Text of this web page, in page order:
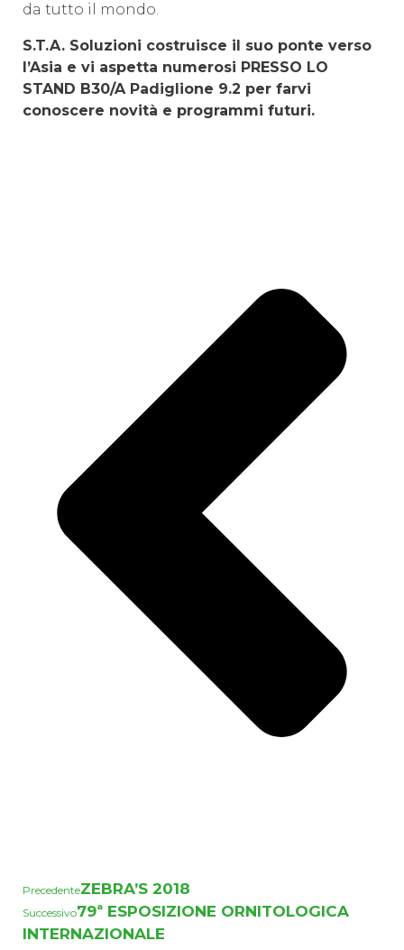
da tutto il mondo.
S.T.A. Soluzioni costruisce il suo ponte verso
l’Asia e vi aspetta numerosi PRESSO LO
STAND B30/A Padiglione 9.2 per farvi
conoscere novità e programmi futuri.
PrecedenteZEBRA’S 2018
Successivo79ª ESPOSIZIONE ORNITOLOGICA
INTERNAZIONALE